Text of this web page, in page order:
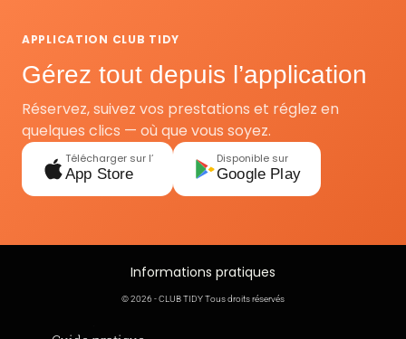
APPLICATION CLUB TIDY
Gérez tout depuis l’application
Réservez, suivez vos prestations et réglez en
quelques clics — où que vous soyez.
Télécharger sur l’
App Store
Disponible sur
Google Play
Informations pratiques
© 2026 - CLUB TIDY Tous droits réservés
Informations légales